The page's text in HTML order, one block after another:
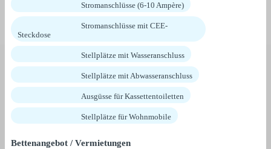
Stromanschlüsse (6-10 Ampère)
Stromanschlüsse mit CEE-
Steckdose
Stellplätze mit Wasseranschluss
Stellplätze mit Abwasseranschluss
Ausgüsse für Kassettentoiletten
Stellplätze für Wohnmobile
Bettenangebot / Vermietungen